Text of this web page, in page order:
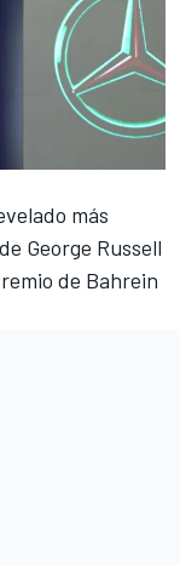
más
George Russell
de Bahrein